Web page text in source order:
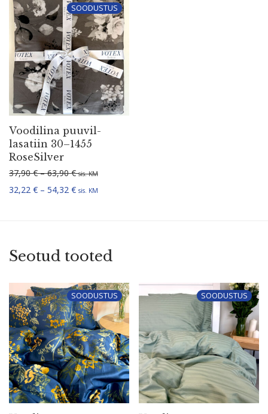
SOODUSTUS
Voodilina puuvil­
la­satiin 30–1455
RoseSilver
37,90€ – 63,90€Hinnavahemik: 37,90 € kuni 63,90 €
sis. KM
32,22 € – 54,32 €Hinnavahemik: 32,22 € kuni 54,32 €
sis. KM
Seotud tooted
SOODUSTUS SOODUSTUS